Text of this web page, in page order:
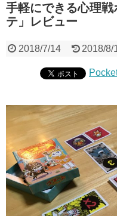
手軽にできる心理
テ」レビュー
2018/7/14 2018/8/